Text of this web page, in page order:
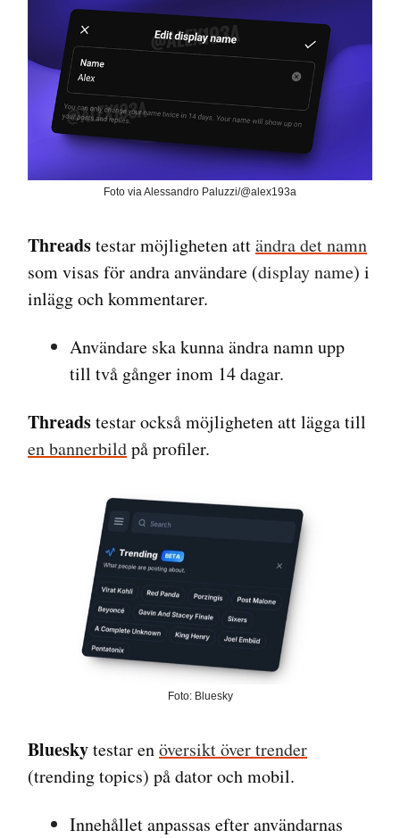
Foto via Alessandro Paluzzi/@alex193a
Threadstestar möjligheten attändra det namn
som visas för andra användare (display name) i
inlägg och kommentarer.
Användare ska kunna ändra namn upp
till två gånger inom 14 dagar.
Threadstestar också möjligheten att lägga till
en bannerbildpå profiler.
Foto: Bluesky
Blueskytestar enöversikt över trender
(trending topics) på dator och mobil.
Innehållet anpassas efter användarnas